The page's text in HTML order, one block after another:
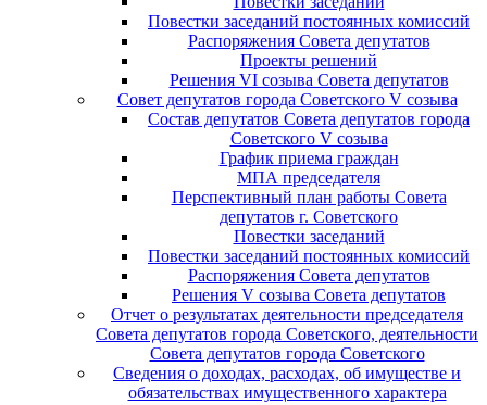
Повестки заседаний постоянных комиссий
Распоряжения Совета депутатов
Проекты решений
Решения VI созыва Совета депутатов
Совет депутатов города Советского V созыва
Состав депутатов Совета депутатов города
Советского V созыва
График приема граждан
МПА председателя
Перспективный план работы Совета
депутатов г. Советского
Повестки заседаний
Повестки заседаний постоянных комиссий
Распоряжения Совета депутатов
Решения V созыва Совета депутатов
Отчет о результатах деятельности председателя
Совета депутатов города Советского, деятельности
Совета депутатов города Советского
Сведения о доходах, расходах, об имуществе и
обязательствах имущественного характера